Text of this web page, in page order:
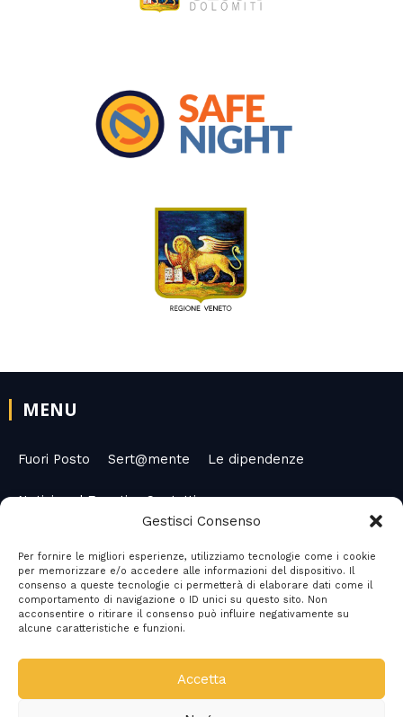
Gestisci Consenso
Per fornire le migliori esperienze, utilizziamo tecnologie come i cookie
per memorizzare e/o accedere alle informazioni del dispositivo. Il
consenso a queste tecnologie ci permetterà di elaborare dati come il
comportamento di navigazione o ID unici su questo sito. Non
acconsentire o ritirare il consenso può influire negativamente su
alcune caratteristiche e funzioni.
Accetta
MENU
Fuori Posto Sert@mente Le dipendenze
Notizie ed Eventi Contatti
SOCIAL MEDIA
F
COPYRIGHT